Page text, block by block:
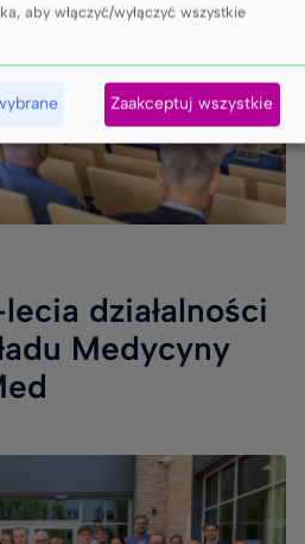
działalności
Medycyny
aby włączyć/wyłączyć wszystkie
Zaakceptuj wszystkie